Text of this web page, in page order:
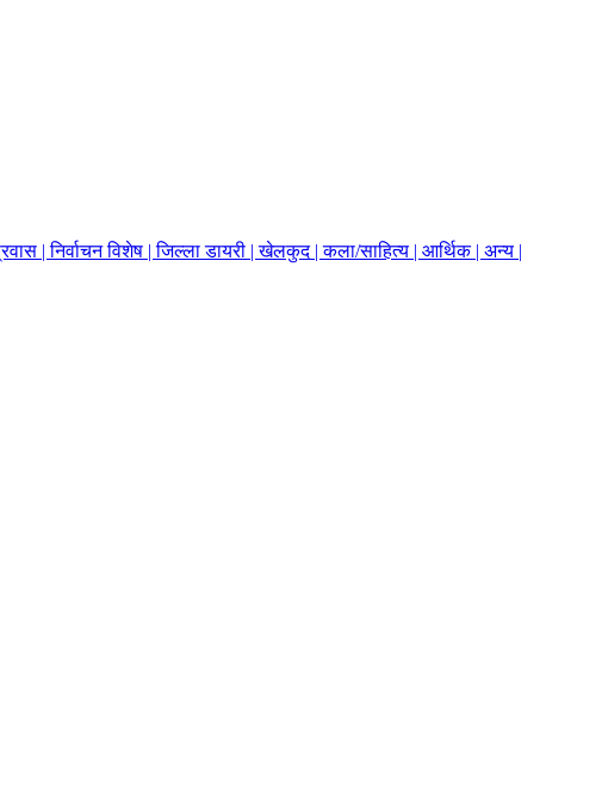
|निर्वाचन विशेष |जिल्ला डायरी |खेलकुद |कला/साहित्य | आर्थिक | अन्य |